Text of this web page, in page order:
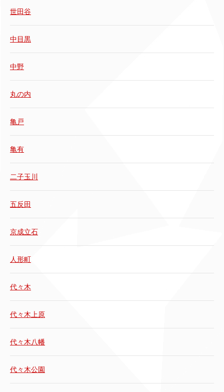
世田谷
中目黒
中野
丸の内
亀戸
亀有
二子玉川
五反田
京成立石
人形町
代々木
代々木上原
代々木八幡
代々木公園